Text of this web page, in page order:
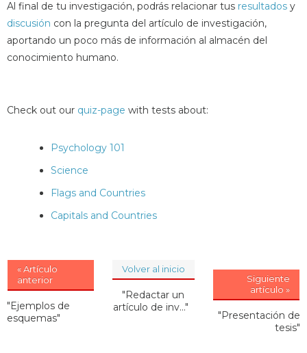
Al final de tu investigación, podrás relacionar tus resultados y
discusión con la pregunta del artículo de investigación,
aportando un poco más de información al almacén del
conocimiento humano.
Check out our quiz-page with tests about:
Psychology 101
Science
Flags and Countries
Capitals and Countries
« Artículo
anterior
"Ejemplos de
esquemas"
Volver al inicio
"Redactar un
artículo de inv..."
Siguiente
artículo »
"Presentación de
tesis"